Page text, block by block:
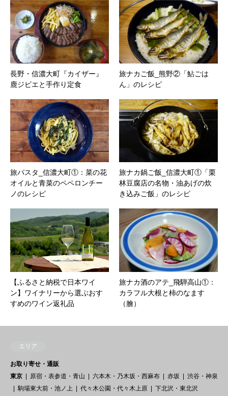
長野・信濃大町『カイザー』
鹿ジビエと手作り定食
旅ナカご飯_熊野②「鮎ごは
ん」のレシピ
旅パスタ_信濃大町①：菜の花
オイルと青菜のペペロンチー
ノのレシピ
旅ナカ鍋ご飯_信濃大町①「栗
林豆腐店の名物・油あげの炊
き込みご飯」のレシピ
【ふるさと納税で日本ワイ
ン】ワイナリーから選ぶおす
すめのワイン返礼品
旅ナカ酒のアテ_飛騨高山①：
カラフル大根と柿のなます
（膾）
エリア
お取り寄せ・通販
東京
原宿・表参道・青山 六本木・乃木坂・西麻布 赤坂
渋谷・神泉
駒場東大前・池ノ上
代々木公園・代々木上原
下北沢・東北沢